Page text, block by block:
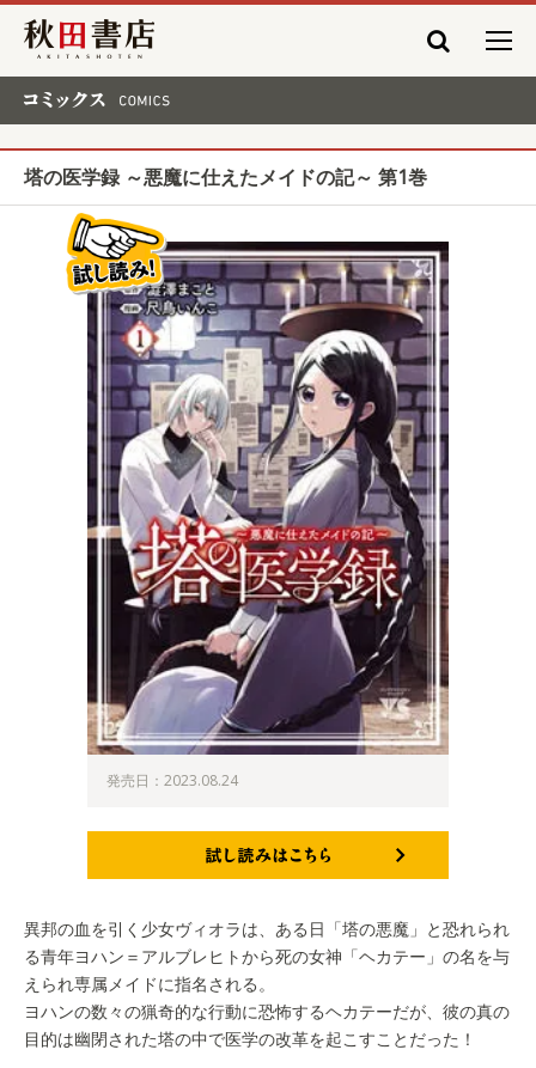
秋田書店
塔の医学録 ～悪魔に仕えたメイドの記～ 第1巻
発売日：2023.08.24
異邦の血を引く少女ヴィオラは、ある日「塔の悪魔」と恐れられ
る青年ヨハン＝アルブレヒトから死の女神「ヘカテー」の名を与
えられ専属メイドに指名される。
ヨハンの数々の猟奇的な行動に恐怖するヘカテーだが、彼の真の
目的は幽閉された塔の中で医学の改革を起こすことだった！